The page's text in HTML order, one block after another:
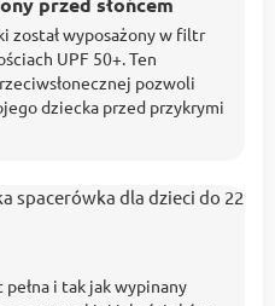
został wyposażony w filtr
UPF 50+. Ten
pozwoli
dziecka przed przykrymi
i tak jak wypinany